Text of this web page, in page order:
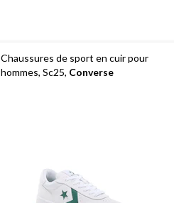
Chaussures de sport en cuir pour
hommes, Sc25, Converse